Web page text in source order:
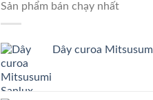
Sản phẩm bán chạy nhất
Dây curoa